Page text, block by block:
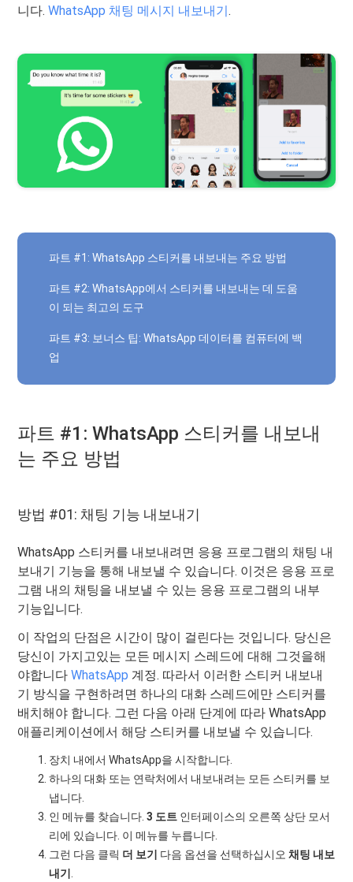
니다.WhatsApp 채팅 메시지 내보내기.
파트 #1: WhatsApp 스티커를 내보내는 주요 방법
파트 #2: WhatsApp에서 스티커를 내보내는 데 도움
이 되는 최고의 도구
파트 #3: 보너스 팁: WhatsApp 데이터를 컴퓨터에 백
업
파트 #1: WhatsApp 스티커를 내보내
는 주요 방법
방법 #01: 채팅 기능 내보내기
WhatsApp 스티커를 내보내려면 응용 프로그램의 채팅 내
보내기 기능을 통해 내보낼 수 있습니다. 이것은 응용 프로
그램 내의 채팅을 내보낼 수 있는 응용 프로그램의 내부
기능입니다.
이 작업의 단점은 시간이 많이 걸린다는 것입니다. 당신은
당신이 가지고있는 모든 메시지 스레드에 대해 그것을해
야합니다WhatsApp 계정. 따라서 이러한 스티커 내보내
기 방식을 구현하려면 하나의 대화 스레드에만 스티커를
배치해야 합니다. 그런 다음 아래 단계에 따라 WhatsApp
애플리케이션에서 해당 스티커를 내보낼 수 있습니다.
장치 내에서 WhatsApp을 시작합니다.
하나의 대화 또는 연락처에서 내보내려는 모든 스티커를 보
냅니다.
인 메뉴를 찾습니다.3 도트 인터페이스의 오른쪽 상단 모서
리에 있습니다. 이 메뉴를 누릅니다.
그런 다음 클릭 더 보기 다음 옵션을 선택하십시오채팅 내보
내기